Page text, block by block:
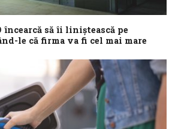
încearcă să îi liniștească pe
le că firma va fi cel mai mare
BYD, a declarat marți că se
să devină cel mai mare producător